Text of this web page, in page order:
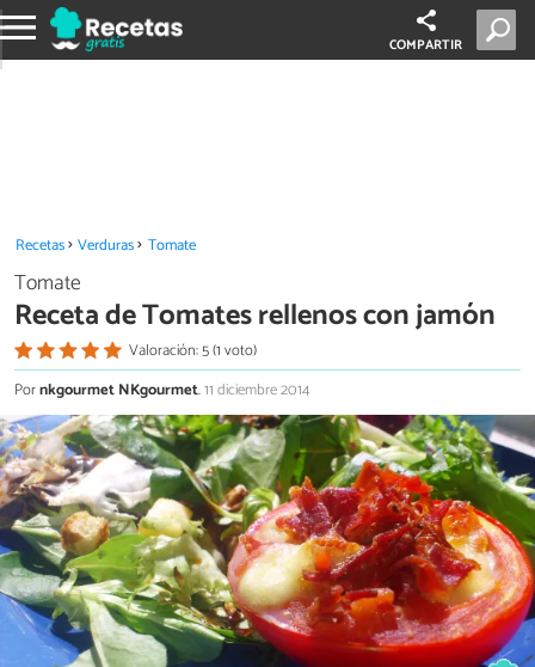
COMPARTIR
Recetas Verduras Tomate
Tomate
Receta de Tomates rellenos con jamón
Valoración: 5 (1 voto)
Pornkgourmet NKgourmet.11 diciembre 2014